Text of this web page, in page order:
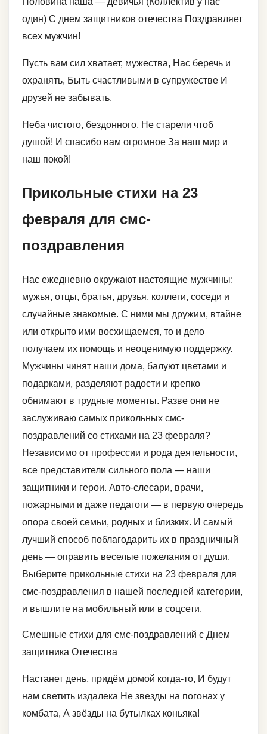
один) С днем защитников отечества Поздравляет
всех мужчин!
Пусть вам сил хватает, мужества, Нас беречь и
охранять, Быть счастливыми в супружестве И
друзей не забывать.
Неба чистого, бездонного, Не старели чтоб
душой! И спасибо вам огромное За наш мир и
наш покой!
Прикольные стихи на 23
февраля для смс-
поздравления
Нас ежедневно окружают настоящие мужчины:
мужья, отцы, братья, друзья, коллеги, соседи и
случайные знакомые. С ними мы дружим, втайне
или открыто ими восхищаемся, то и дело
получаем их помощь и неоценимую поддержку.
Мужчины чинят наши дома, балуют цветами и
подарками, разделяют радости и крепко
обнимают в трудные моменты. Разве они не
заслуживаю самых прикольных смс-
поздравлений со стихами на 23 февраля?
Независимо от профессии и рода деятельности,
все представители сильного пола — наши
защитники и герои. Авто-слесари, врачи,
пожарными и даже педагоги — в первую очередь
опора своей семьи, родных и близких. И самый
лучший способ поблагодарить их в праздничный
день — оправить веселые пожелания от души.
Выберите прикольные стихи на 23 февраля для
смс-поздравления в нашей последней категории,
и вышлите на мобильный или в соцсети.
Смешные стихи для смс-поздравлений с Днем
защитника Отечества
Настанет день, придём домой когда-то, И будут
нам светить издалека Не звезды на погонах у
комбата, А звёзды на бутылках коньяка!